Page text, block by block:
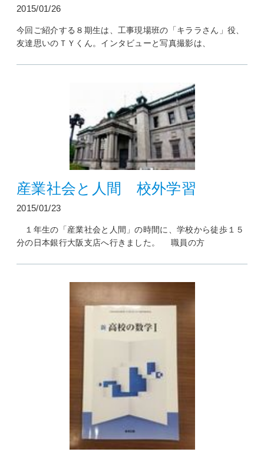
2015/01/26
今回ご紹介する８期生は、工事現場班の「キララさん」役、
友達思いのＴＹくん。インタビューと写真撮影は、
産業社会と人間 校外学習
2015/01/23
１年生の「産業社会と人間」の時間に、学校から徒歩１５
分の日本銀行大阪支店へ行きました。 職員の方